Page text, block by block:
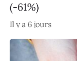
(-61%)
Il y a 6 jours